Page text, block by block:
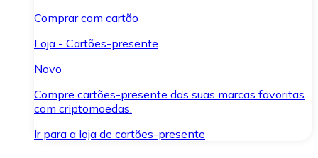
Comprar com cartão
Loja - Cartões-presente
Novo
Compre cartões-presente das suas marcas favoritas
com criptomoedas.
Ir para a loja de cartões-presente